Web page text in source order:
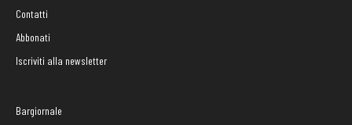
Contatti
Abbonati
Iscriviti alla newsletter
Bargiornale